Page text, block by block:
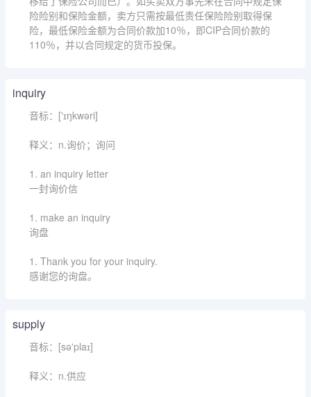
险险别和保险金额，卖方只需按最低责任保险险别取得保
险，最低保险金额为合同价款加10％，即CIP合同价款的
110％，并以合同规定的货币投保。
inquiry
音标：['ɪŋkwəri]
释义：n.询价；询问
1. an inquiry letter
一封询价信
1. make an inquiry
询盘
1. Thank you for your inquiry.
感谢您的询盘。
supply
音标：[sə'plaɪ]
释义：n.供应